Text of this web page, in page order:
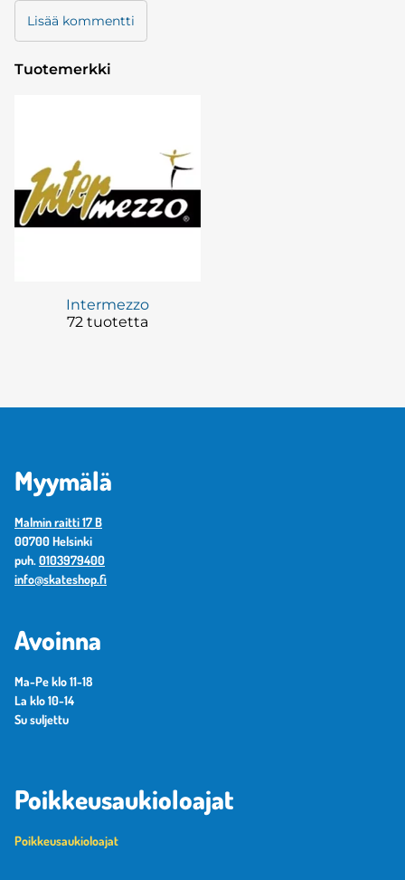
Lisää kommentti
Tuotemerkki
Intermezzo
72 tuotetta
Myymälä
Malmin raitti 17 B
00700 Helsinki
puh. 0103979400
info@skateshop.fi
Avoinna
Ma-Pe klo 11-18
La klo 10-14
Su suljettu
Poikkeusaukioloajat
Poikkeusaukioloajat